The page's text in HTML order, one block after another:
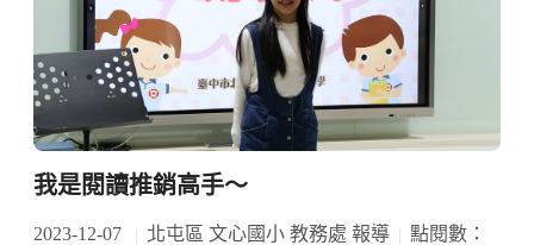
我是閱讀推銷高手～
2023-12-07 北屯區 文心國小 教務處 報導
點閱數：